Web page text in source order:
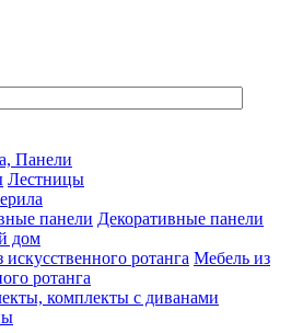
Панели
Лестницы
Декоративные панели
дом
Мебель из
ротанга
комплекты с диванами